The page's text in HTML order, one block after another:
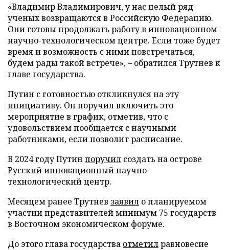
«Владимир Владимирович, у нас целый ряд
ученых возвращаются в Российскую Федерацию.
Они готовы продолжать работу в инновационном
научно-технологическом центре. Если тоже будет
время и возможность с ними повстречаться,
будем рады такой встрече», – обратился Трутнев к
главе государства.
Путин с готовностью откликнулся на эту
инициативу. Он поручил включить это
мероприятие в график, отметив, что с
удовольствием пообщается с научными
работниками, если позволит расписание.
В 2024 году Путин поручил создать на острове
Русский инновационный научно-
технологический центр.
Месяцем ранее Трутнев заявил о планируемом
участии представителей минимум 75 государств
в Восточном экономическом форуме.
До этого глава государства отметилравновесие